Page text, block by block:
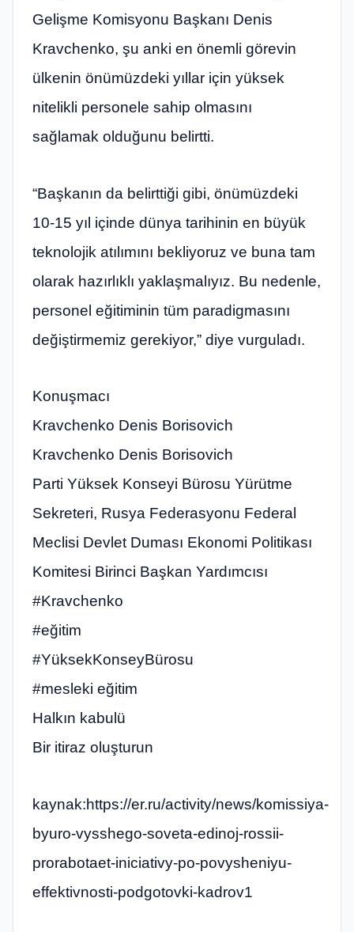
Gelişme Komisyonu Başkanı Denis
Kravchenko, şu anki en önemli görevin
ülkenin önümüzdeki yıllar için yüksek
nitelikli personele sahip olmasını
sağlamak olduğunu belirtti.
“Başkanın da belirttiği gibi, önümüzdeki
10-15 yıl içinde dünya tarihinin en büyük
teknolojik atılımını bekliyoruz ve buna tam
olarak hazırlıklı yaklaşmalıyız. Bu nedenle,
personel eğitiminin tüm paradigmasını
değiştirmemiz gerekiyor,” diye vurguladı.
Konuşmacı
Kravchenko Denis Borisovich
Kravchenko Denis Borisovich
Parti Yüksek Konseyi Bürosu Yürütme
Sekreteri, Rusya Federasyonu Federal
Meclisi Devlet Duması Ekonomi Politikası
Komitesi Birinci Başkan Yardımcısı
#Kravchenko
#eğitim
#YüksekKonseyBürosu
#mesleki eğitim
Halkın kabulü
Bir itiraz oluşturun
kaynak:https://er.ru/activity/news/komissiya-
byuro-vysshego-soveta-edinoj-rossii-
prorabotaet-iniciativy-po-povysheniyu-
effektivnosti-podgotovki-kadrov1